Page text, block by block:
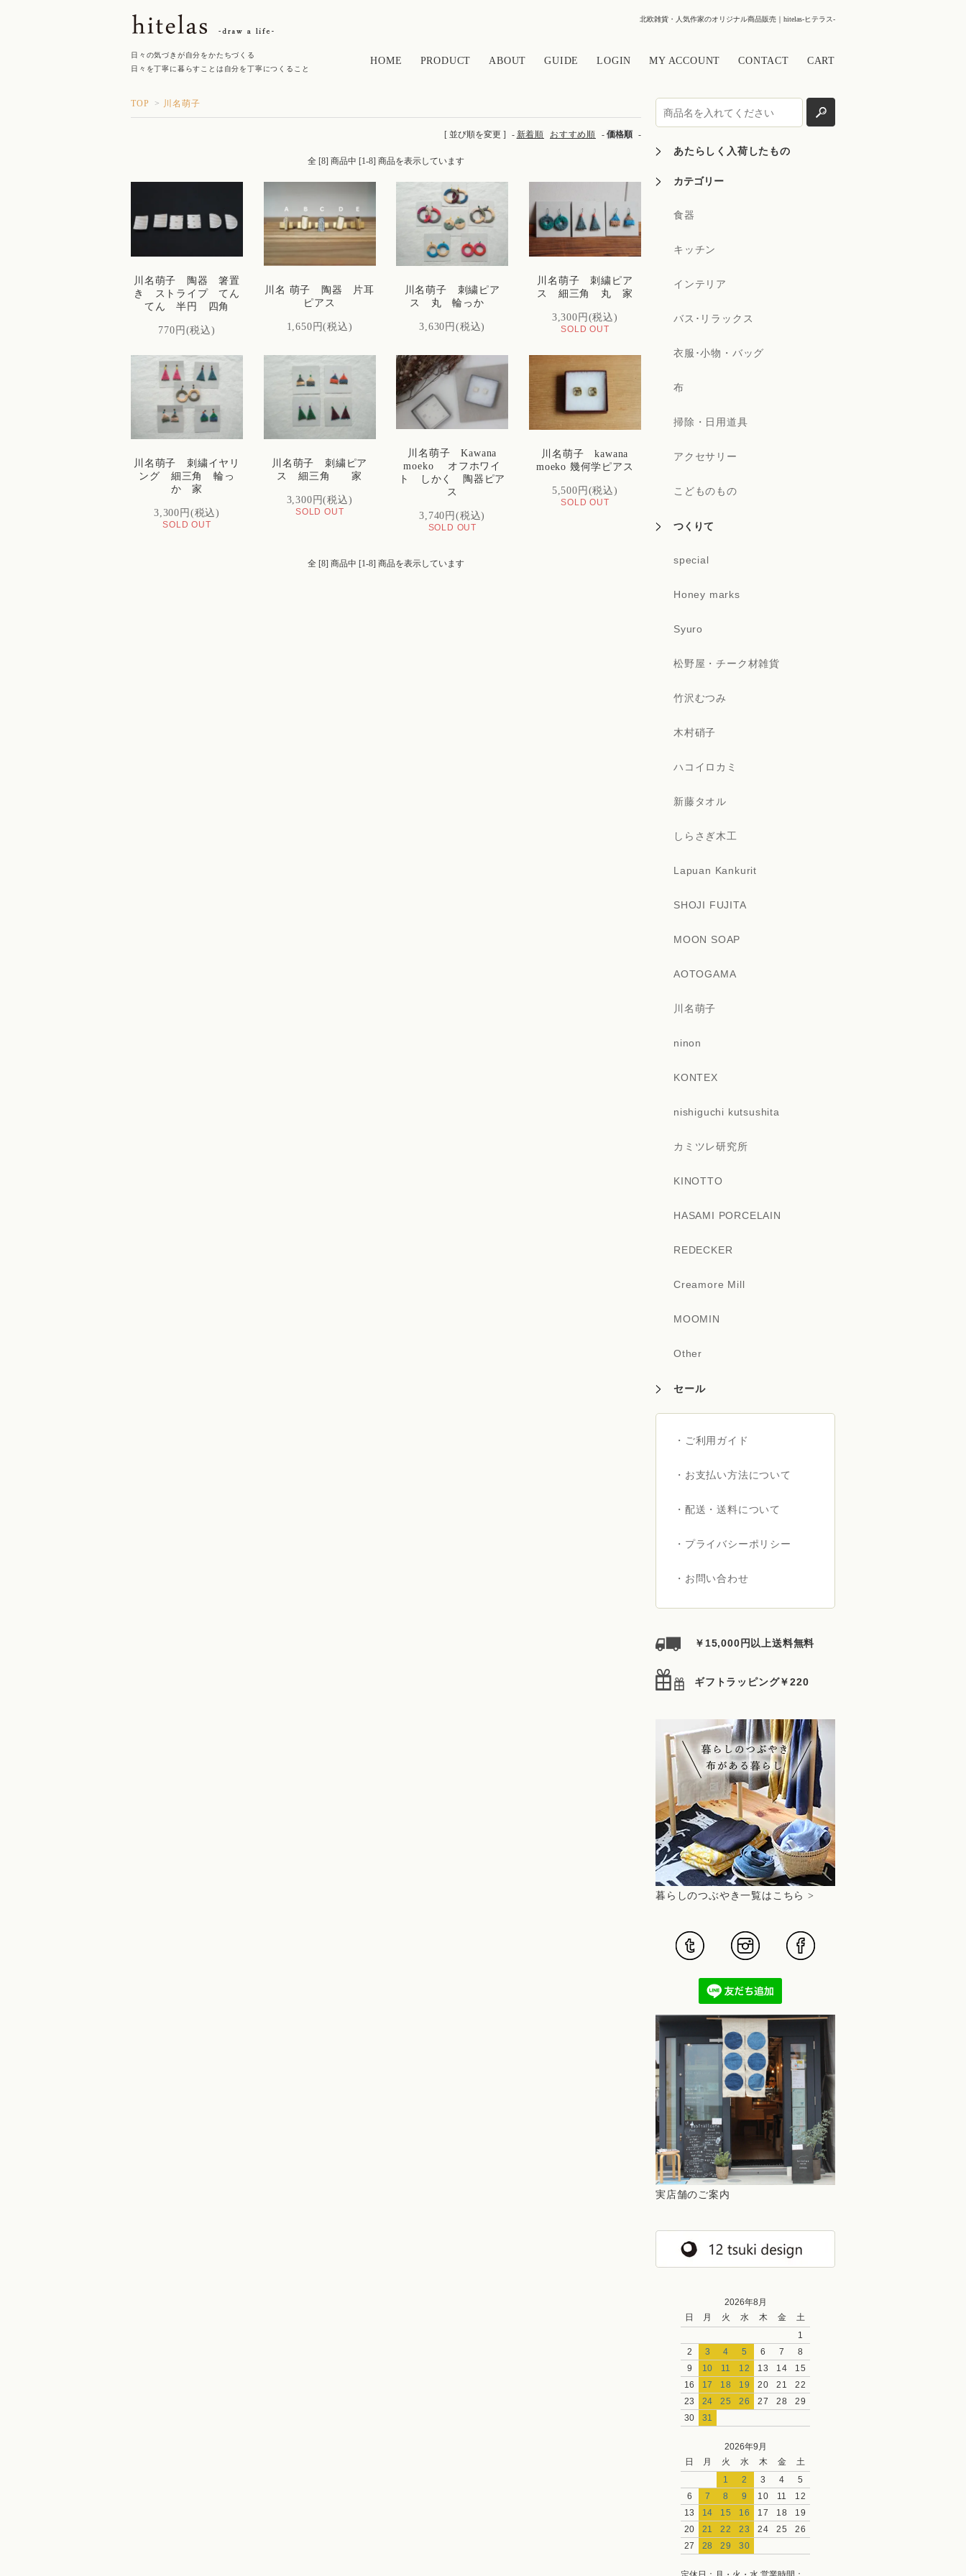
日々の気づきが自分をかたちづくる
日々を丁寧に暮らすことは自分を丁寧につくること
北欧雑貨・人気作家のオリジナル商品販売｜hitelas-ヒテラス-
HOME PRODUCT ABOUT GUIDE LOGIN MY ACCOUNT CONTACT CART
TOP > 川名萌子
[ 並び順を変更 ] - 新着順 おすすめ順 - 価格順 -
全 [8] 商品中 [1-8] 商品を表示しています
川名萌子 陶器 箸置
き ストライプ てん
てん 半円 四角
770円(税込)
川名 萌子 陶器 片耳
ピアス
1,650円(税込)
川名萌子 刺繍ピア
ス 丸 輪っか
3,630円(税込)
川名萌子 刺繍ピア
ス 細三角 丸 家
3,300円(税込)
SOLD OUT
川名萌子 刺繍イヤリ
ング 細三角 輪っ
か 家
3,300円(税込)
SOLD OUT
川名萌子 刺繍ピア
ス 細三角 家
3,300円(税込)
SOLD OUT
川名萌子 Kawana
moeko オフホワイ
ト しかく 陶器ピア
ス
3,740円(税込)
SOLD OUT
川名萌子 kawana
moeko 幾何学ピアス
5,500円(税込)
SOLD OUT
全 [8] 商品中 [1-8] 商品を表示しています
あたらしく入荷したもの
カテゴリー
食器
キッチン
インテリア
バス･リラックス
衣服･小物・バッグ
布
掃除・日用道具
アクセサリー
こどものもの
つくりて
special
Honey marks
Syuro
松野屋・チーク材雑貨
竹沢むつみ
木村硝子
ハコイロカミ
新藤タオル
しらさぎ木工
Lapuan Kankurit
SHOJI FUJITA
MOON SOAP
AOTOGAMA
川名萌子
ninon
KONTEX
nishiguchi kutsushita
カミツレ研究所
KINOTTO
HASAMI PORCELAIN
REDECKER
Creamore Mill
MOOMIN
Other
セール
・ご利用ガイド
・お支払い方法について
・配送・送料について
・プライバシーポリシー
・お問い合わせ
￥15,000円以上送料無料
ギフトラッピング￥220
暮らしのつぶやき一覧はこちら >
実店舗のご案内
2026年8月
日
月 火 水 木 金
土
1
2
3 4 5 6 7
8
9
10 11 12 13 14
15
16
17 18 19 20 21
22
23
24 25 26 27 28
29
30
31
2026年9月
日
月 火 水 木 金
土
1
2 3 4
5
6
7 8 9 10 11
12
13
14 15 16 17 18
19
20
21 22 23 24 25
26
27
28 29 30